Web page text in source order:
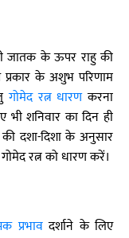
जातक के ऊपर राहु की
प्रकार के अशुभ परिणाम
गोमेद रत्न धारणकरना
शनिवार का दिन ही
दशा-दिशा के अनुसार
रत्न को धारण करें।
प्रभावदर्शाने के लिए